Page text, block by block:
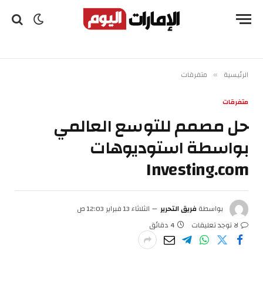
الرئيسية » متفرقات
متفرقات
حل مصمم للتوسع العالمي
بواسطة استوديوهات
Investing.com
بواسطةفريق التحرير
الثلاثاء 13 فبراير 12:03 ص
لا توجد تعليقات
4 دقائق